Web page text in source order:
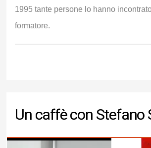
1995 tante persone lo hanno
formatore.
Un caffè con Stefano